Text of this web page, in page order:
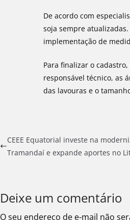
De acordo com
soja sempre
implementação de
Para finalizar o
responsável técnico, as
das lavouras e o
CEEE Equatorial investe na
Tramandaí e expande aportes no
Deixe um comentário
O seu endereço de e-mail não